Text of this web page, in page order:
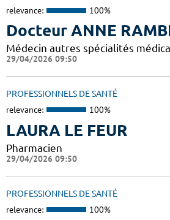
relevance: 100%
Docteur ANNE
Médecin autres spécialités
29/04/2026 09:50
PROFESSIONNELS DE SANTÉ
relevance: 100%
LAURA LE FEUR
Pharmacien
29/04/2026 09:50
PROFESSIONNELS DE SANTÉ
relevance: 100%